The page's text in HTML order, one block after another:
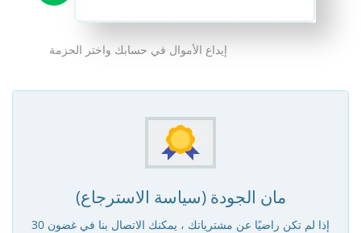
إيداع الأموال في حسابك واختر الحزمة
مان الجودة (سياسة الاسترجاع)
إذا لم تكن راضيًا عن مشترياتك ، يمكنك الاتصال بنا في غضون 30